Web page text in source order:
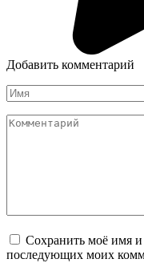
Добавить комментарий
Имя
Комментарий
Сохранить моё имя и
последующих моих